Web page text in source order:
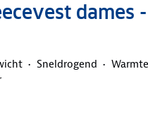
dames
Sneldrogend